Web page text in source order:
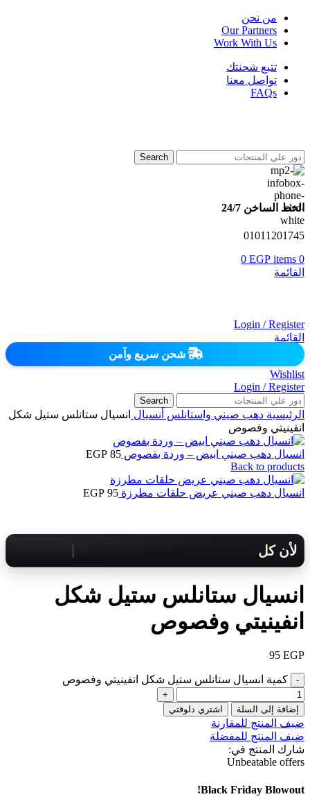
من نحن
Our Partners
Work With Us
تتبع شحنتك
تواصل معنا
FAQs
Search
الخط الساخن 24/7
01011201745
0
items
0 EGP
القائمة
Login / Register
القائمة
شحن سريع وآمن
Wishlist
Login / Register
Search
الرئيسية دهب صيني واستانلس أنسيال انسيال ستانلس ستيل شكل
انفينيتي وفصوص
انسيال دهب صيني ابيض – وردة بفصوص 85
EGP
Back to products
انسيال دهب صيني عريض حلقات مطرزة 95
EGP
لأن كل لحظة مهمة .. هنوصلك بسرعة!
انسيال ستانلس ستيل شكل
انفينيتي وفصوص
95 EGP
كمية انسيال ستانلس ستيل شكل انفينيتي وفصوص
إضافة إلى السلة اشتري دلوقتي
ضيف المنتج للمقارنة
ضيف المنتج للمفضلة
شارك المنتج في:
Unbeatable offers
Black Friday Blowout!